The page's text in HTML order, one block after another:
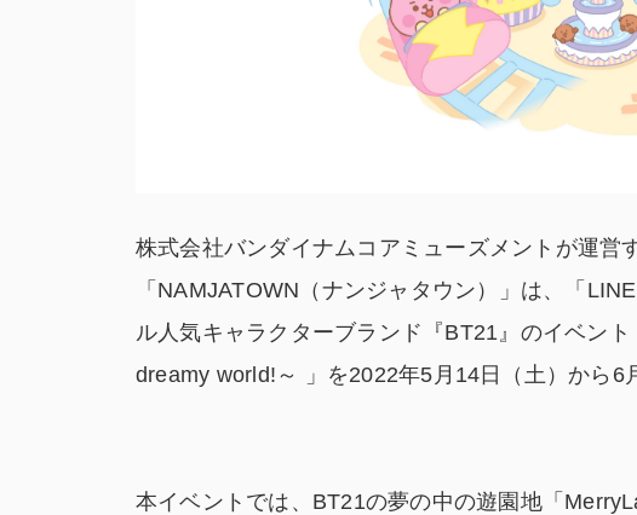
株式会社バンダイナムコアミューズメントが運営
「NAMJATOWN（ナンジャタウン）」は、「
ル人気キャラクターブランド『BT21』のイベン
dreamy world!～ 」を2022年5月14日（土）から6
本イベントでは、BT21の夢の中の遊園地「